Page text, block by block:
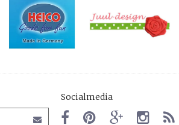
Socialmedia